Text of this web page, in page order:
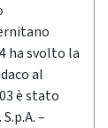
ha svolto la
al
è stato
–